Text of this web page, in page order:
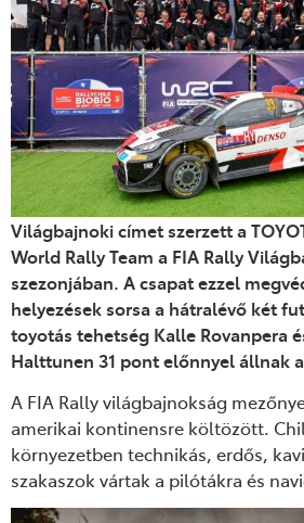
Világbajnoki címet szerzett a
World Rally Team a FIA Rally
szezonjában. A csapat ezzel
helyezések sorsa a hátralévő két
toyotás tehetség Kalle Rovanpera
Halttunen 31 pont előnnyel állnak
A FIA Rally világbajnokság
amerikai kontinensre költözött.
környezetben technikás, erdős,
szakaszok vártak a pilótákra és